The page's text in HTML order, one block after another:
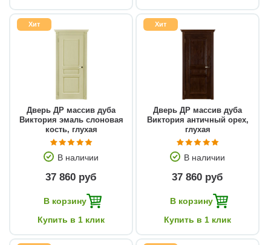
Хит
Дверь ДР массив дуба
Виктория эмаль слоновая
кость, глухая
В наличии
37 860 руб
В корзину
Купить в 1 клик
Хит
Дверь ДР массив дуба
Виктория античный орех,
глухая
В наличии
37 860 руб
В корзину
Купить в 1 клик